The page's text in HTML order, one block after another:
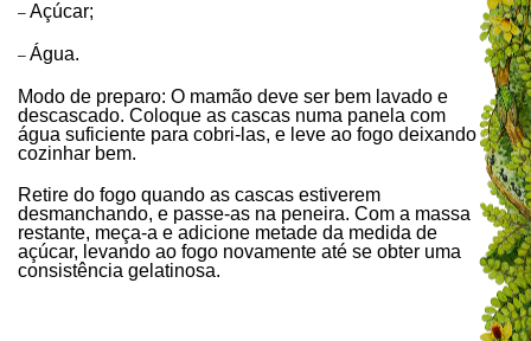
– Açúcar;
– Água.
Modo de preparo: O mamão deve ser bem lavado e
descascado. Coloque as cascas numa panela com
água suficiente para cobri-las, e leve ao fogo deixando
cozinhar bem.
Retire do fogo quando as cascas estiverem
desmanchando, e passe-as na peneira. Com a massa
restante, meça-a e adicione metade da medida de
açúcar, levando ao fogo novamente até se obter uma
consistência gelatinosa.